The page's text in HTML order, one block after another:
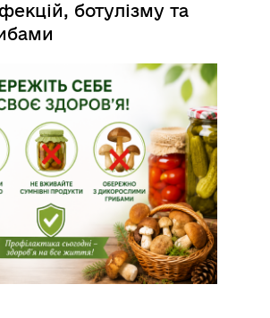
ботулізму та